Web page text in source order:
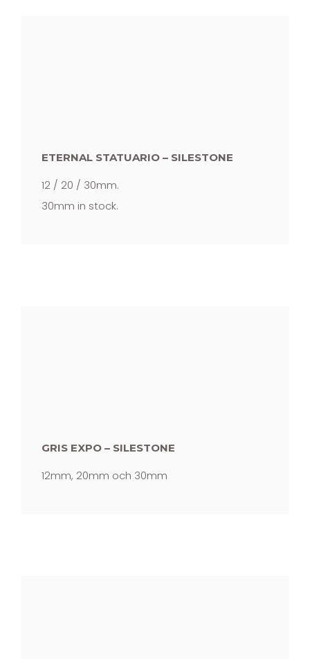
ETERNAL STATUARIO – SILESTONE
12 / 20 / 30mm.
30mm in stock.
GRIS EXPO – SILESTONE
12mm, 20mm och 30mm